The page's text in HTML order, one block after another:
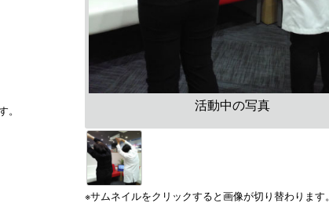
活動中の写真
※サムネイルをクリックすると画像が切り替わります。